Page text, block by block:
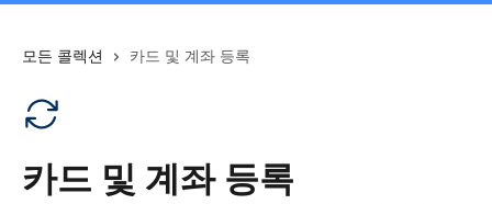
모든 콜렉션 카드 및 계좌 등록
카드 및 계좌 등록